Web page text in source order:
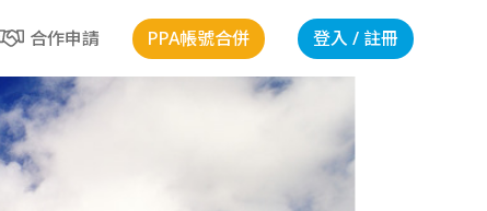
合作申請 PPA帳號合併 登入 / 註冊